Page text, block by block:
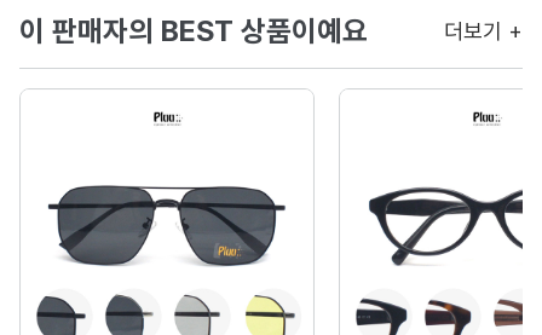
이 판매자의 BEST 상품이예요 더보기 +